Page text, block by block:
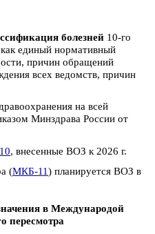
болезней 10-го
единый нормативный
причин обращений
на всей
Минздрава России от
, внесенные ВОЗ к 2026 г.
(МКБ-11) планируется ВОЗ в
в Международой
пересмотра